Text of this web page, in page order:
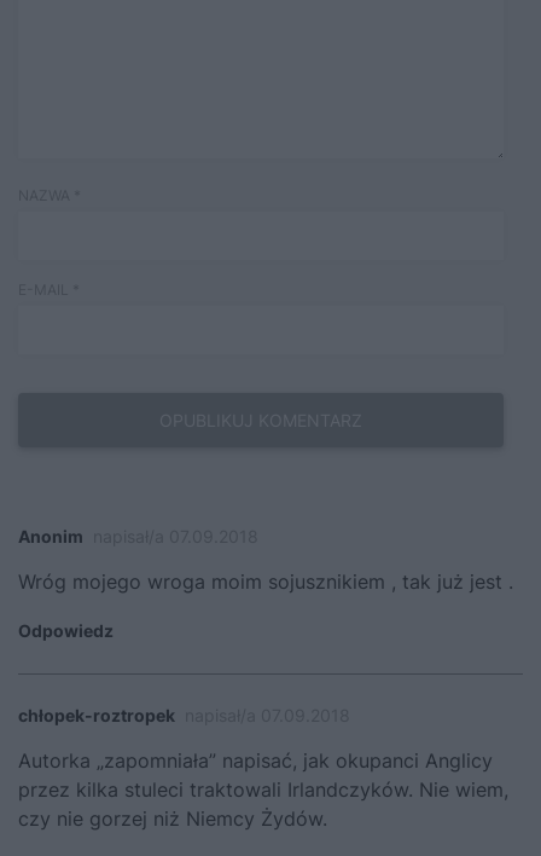
Anonim
Wróg mojego wroga moim sojusznikiem , tak już jest .
Odpowiedz
chłopek-roztropek
Autorka „zapomniała” napisać, jak okupanci Anglicy
przez kilka stuleci traktowali Irlandczyków. Nie wiem,
czy nie gorzej niż Niemcy Żydów.